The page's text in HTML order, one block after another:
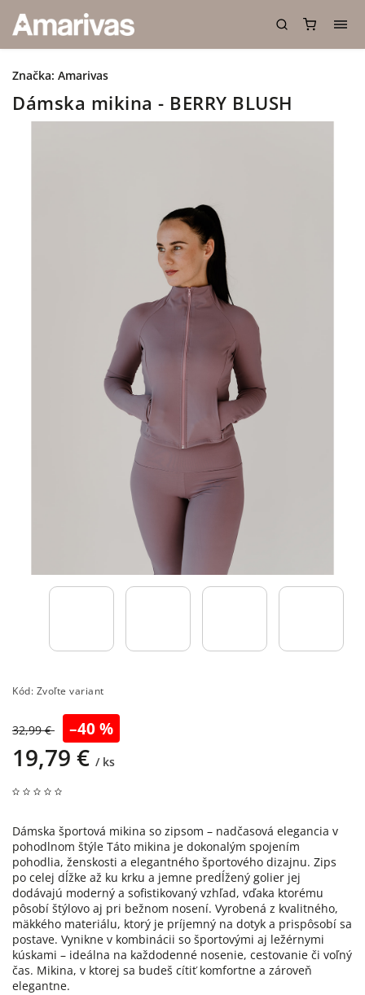
Dámska mikina - BERRY BLUSH
Kód: Zvoľte variant
32,99 € –40 %
19,79 € / ks
Dámska športová mikina so zipsom – nadčasová elegancia v
pohodlnom štýle Táto mikina je dokonalým spojením
pohodlia, ženskosti a elegantného športového dizajnu. Zips
po celej dĺžke až ku krku a jemne predĺžený golier jej
dodávajú moderný a sofistikovaný vzhľad, vďaka ktorému
pôsobí štýlovo aj pri bežnom nosení. Vyrobená z kvalitného,
mäkkého materiálu, ktorý je príjemný na dotyk a prispôsobí sa
postave. Vynikne v kombinácii so športovými aj ležérnymi
kúskami – ideálna na každodenné nosenie, cestovanie či voľný
čas. Mikina, v ktorej sa budeš cítiť komfortne a zároveň
elegantne.
Značka: Amarivas